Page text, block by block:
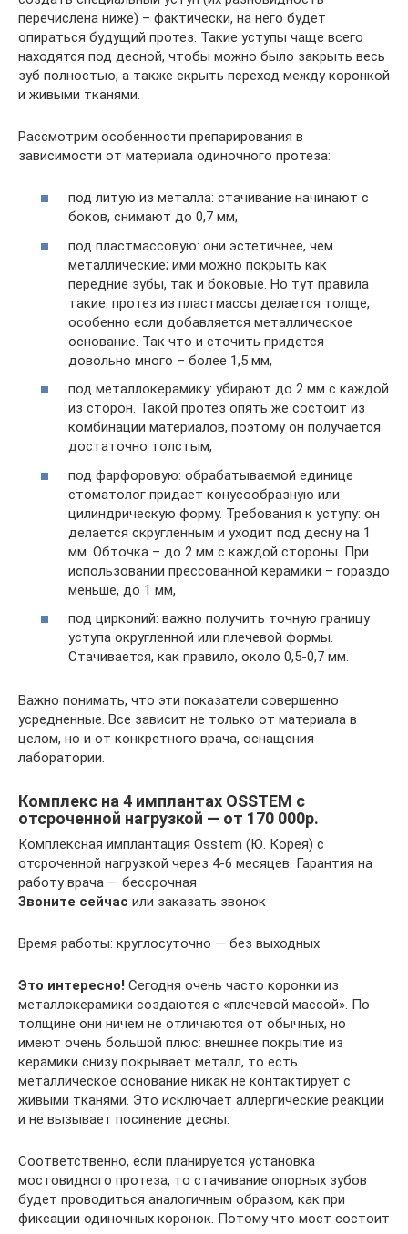
перечислена ниже) – фактически, на него будет
опираться будущий протез. Такие уступы чаще всего
находятся под десной, чтобы можно было закрыть весь
зуб полностью, а также скрыть переход между коронкой
и живыми тканями.
Рассмотрим особенности препарирования в
зависимости от материала одиночного протеза:
под литую из металла: стачивание начинают с
боков, снимают до 0,7 мм,
под пластмассовую: они эстетичнее, чем
металлические; ими можно покрыть как
передние зубы, так и боковые. Но тут правила
такие: протез из пластмассы делается толще,
особенно если добавляется металлическое
основание. Так что и сточить придется
довольно много – более 1,5 мм,
под металлокерамику: убирают до 2 мм с каждой
из сторон. Такой протез опять же состоит из
комбинации материалов, поэтому он получается
достаточно толстым,
под фарфоровую: обрабатываемой единице
стоматолог придает конусообразную или
цилиндрическую форму. Требования к уступу: он
делается скругленным и уходит под десну на 1
мм. Обточка – до 2 мм с каждой стороны. При
использовании прессованной керамики – гораздо
меньше, до 1 мм,
под цирконий: важно получить точную границу
уступа округленной или плечевой формы.
Стачивается, как правило, около 0,5-0,7 мм.
Важно понимать, что эти показатели совершенно
усредненные. Все зависит не только от материала в
целом, но и от конкретного врача, оснащения
лаборатории.
Комплекс на 4 имплантах OSSTEM с
отсроченной нагрузкой — от 170 000р.
Комплексная имплантация Osstem (Ю. Корея) с
отсроченной нагрузкой через 4-6 месяцев. Гарантия на
работу врача — бессрочная
Звоните сейчас или заказать звонок
Время работы: круглосуточно — без выходных
Это интересно! Сегодня очень часто коронки из
металлокерамики создаются с «плечевой массой». По
толщине они ничем не отличаются от обычных, но
имеют очень большой плюс: внешнее покрытие из
керамики снизу покрывает металл, то есть
металлическое основание никак не контактирует с
живыми тканями. Это исключает аллергические реакции
и не вызывает посинение десны.
Соответственно, если планируется установка
мостовидного протеза, то стачивание опорных зубов
будет проводиться аналогичным образом, как при
фиксации одиночных коронок. Потому что мост состоит